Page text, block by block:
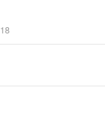
18